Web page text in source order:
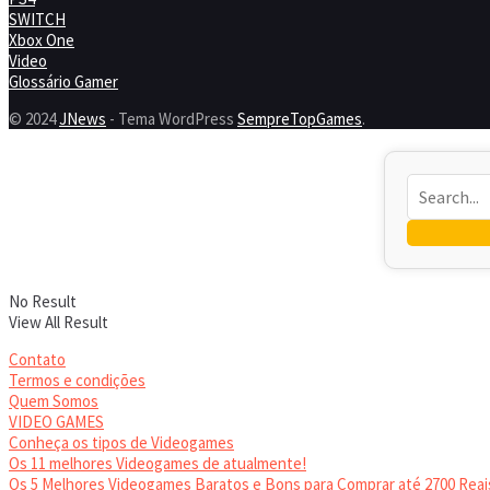
SWITCH
Xbox One
Video
Glossário Gamer
© 2024JNews - Tema WordPress SempreTopGames.
No Result
View All Result
Contato
Termos e condições
Quem Somos
VIDEO GAMES
Conheça os tipos de Videogames
Os 11 melhores Videogames de atualmente!
Os 5 Melhores Videogames Baratos e Bons para Comprar até 2700